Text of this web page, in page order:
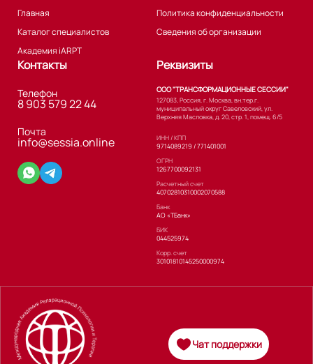
Главная
Каталог специалистов
Академия iARPT
Политика конфиденциальности
Сведения об организации
Контакты
Телефон
8 903 579 22 44
Почта
info@sessia.online
Реквизиты
ООО "ТРАНСФОРМАЦИОННЫЕ СЕССИИ"
127083, Россия, г. Москва, вн.тер.г.
муниципальный округ Савеловский, ул.
Верхняя Масловка, д. 20, стр. 1, помещ. 6/5
ИНН / КПП
9714089219 / 771401001
ОГРН
1267700092131
Расчетный счет
40702810310002070588
Банк
АО «ТБанк»
БИК
044525974
Корр. счет
30101810145250000974
Чат поддержки